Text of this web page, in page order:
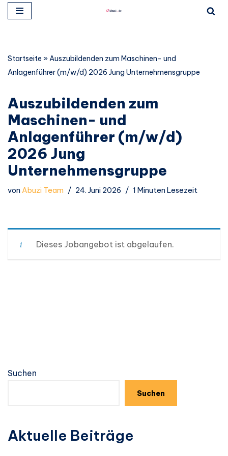
springen
Startseite »Auszubildenden zum Maschinen- und
Anlagenführer (m/w/d) 2026 Jung Unternehmensgruppe
Auszubildenden zum
Maschinen- und
Anlagenführer (m/w/d)
2026 Jung
Unternehmensgruppe
vonAbuzi Team 24. Juni 2026 1 Minuten Lesezeit
Dieses Jobangebot ist abgelaufen.
Suchen
Suchen
Aktuelle Beiträge